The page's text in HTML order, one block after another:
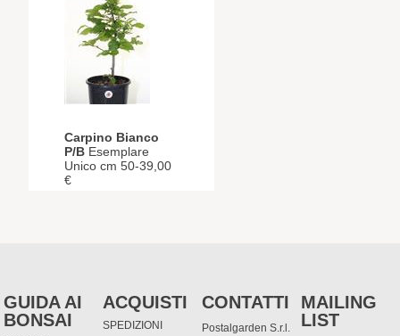
Carpino Bianco
P/B Esemplare
Unico cm 50-39,00
€
GUIDA AI
BONSAI
ACQUISTI
SPEDIZIONI
CONTATTI
Postalgarden S.r.l.
MAILING
LIST